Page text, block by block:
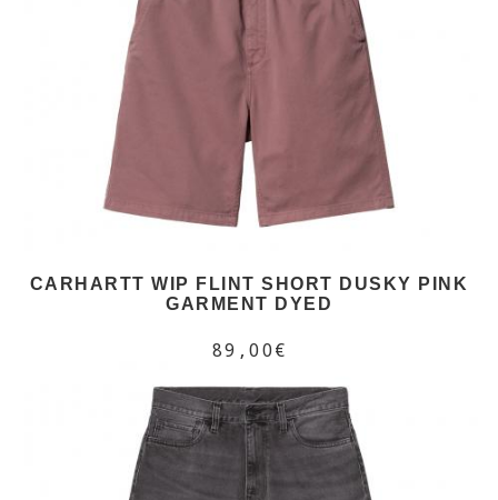
CARHARTT WIP FLINT SHORT DUSKY PINK
GARMENT DYED
89,00€